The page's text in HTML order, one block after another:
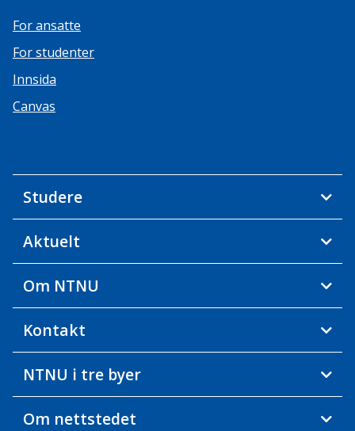
For ansatte
For studenter
Innsida
Canvas
Studere
Aktuelt
Om NTNU
Kontakt
NTNU i tre byer
Om nettstedet